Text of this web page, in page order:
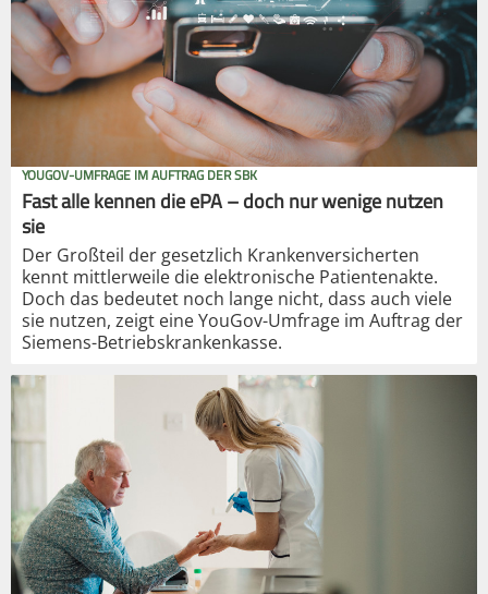
YOUGOV-UMFRAGE IM AUFTRAG DER SBK
Fast alle kennen die ePA – doch nur wenige nutzen
sie
Der Großteil der gesetzlich Krankenversicherten
kennt mittlerweile die elektronische Patientenakte.
Doch das bedeutet noch lange nicht, dass auch viele
sie nutzen, zeigt eine YouGov-Umfrage im Auftrag der
Siemens-Betriebskrankenkasse.